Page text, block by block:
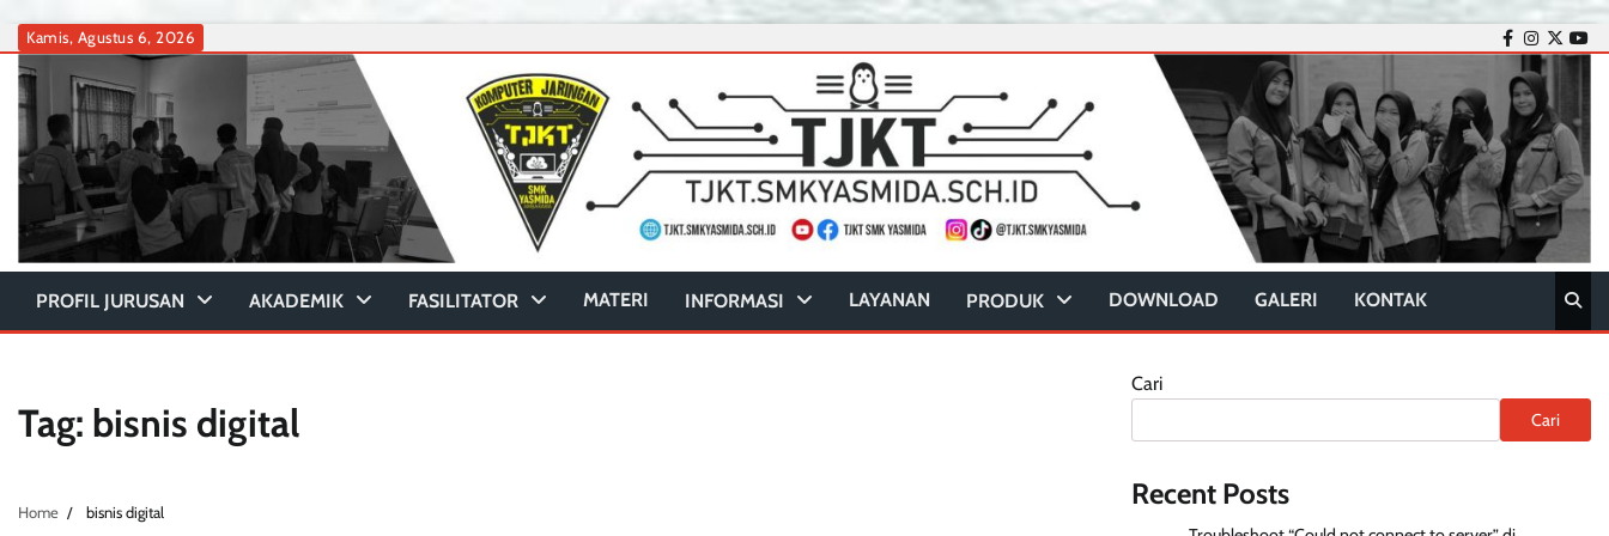
Skip
content
Kamis, Agustus 6, 2026 facebook
instagram
twitter
PROFIL JURUSAN AKADEMIK FASILITATOR MATERI INFORMASI LAYANAN PRODUK DOWNLOAD GALERI KONTAK
Tag: bisnis digital
Home bisnis digital
Cari
Cari
Recent Posts